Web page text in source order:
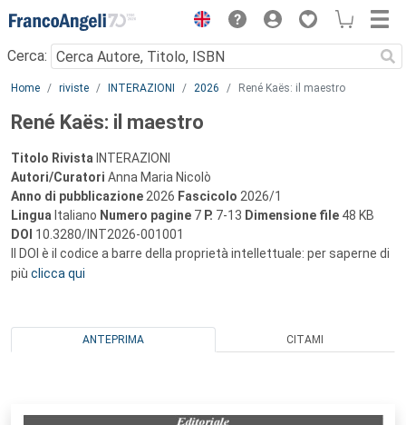
Menu
Cerca:
Main content
Home riviste INTERAZIONI 2026 René Kaës: il maestro
René Kaës: il maestro
Titolo Rivista INTERAZIONI
Autori/Curatori Anna Maria Nicolò
Anno di pubblicazione 2026 Fascicolo 2026/1
Lingua Italiano Numero pagine 7 P. 7-13 Dimensione file 48 KB
DOI 10.3280/INT2026-001001
Il DOI è il codice a barre della proprietà intellettuale: per saperne di
più clicca qui
ANTEPRIMA CITAMI